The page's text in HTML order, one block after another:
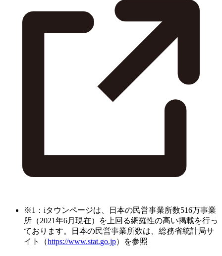
※1：iタウンページは、日本の民営事業所数516万事業
所（2021年6月現在）を上回る網羅性の高い掲載を行っ
ております。日本の民営事業所数は、総務省統計局サ
イト（https://www.stat.go.jp）を参照